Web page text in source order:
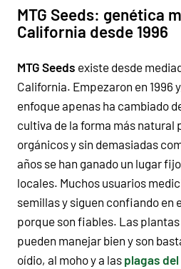
MTG Seeds: genética
California desde 1996
MTG Seeds existe desde
California. Empezaron en 1996
enfoque apenas ha cambiado
cultiva de la forma más natural
orgánicos y sin demasiadas
años se han ganado un lugar
locales. Muchos usuarios
semillas y siguen confiando en
porque son fiables. Las
pueden manejar bien y son
oídio, al moho y a las plagas